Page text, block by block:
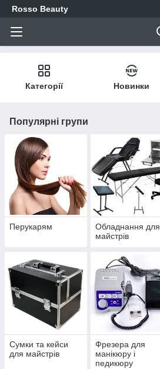
Rosso Beauty
Категорії Новинки
Популярні групи
Перукарям
Обладнання для
майстрів
Сумки та кейси
для майстрів
Фрезера для
манікюру і
педикюру